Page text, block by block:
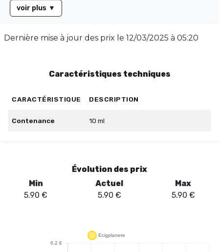
voir plus ▼
Dernière mise à jour des prix le 12/03/2025 à 05:20
Caractéristiques techniques
CARACTÉRISTIQUE DESCRIPTION
Contenance 10 ml
Évolution des prix
Min
5.90 €
Actuel
5.90 €
Max
5.90 €